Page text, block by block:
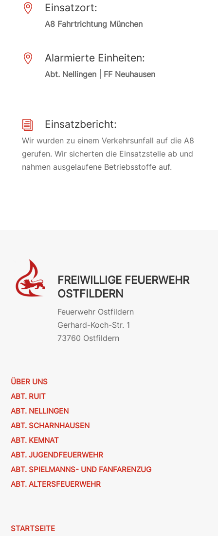
 Einsatzort:
A8 Fahrtrichtung München
 Alarmierte Einheiten:
Abt. Nellingen | FF Neuhausen
i Einsatzbericht:
Wir wurden zu einem Verkehrsunfall auf die A8
gerufen. Wir sicherten die Einsatzstelle ab und
nahmen ausgelaufene Betriebsstoffe auf.
FREIWILLIGE FEUERWEHR
OSTFILDERN
Feuerwehr Ostfildern
Gerhard-Koch-Str. 1
73760 Ostfildern
ÜBER UNS
ABT. RUIT
ABT. NELLINGEN
ABT. SCHARNHAUSEN
ABT. KEMNAT
ABT. JUGENDFEUERWEHR
ABT. SPIELMANNS- UND FANFARENZUG
ABT. ALTERSFEUERWEHR
STARTSEITE